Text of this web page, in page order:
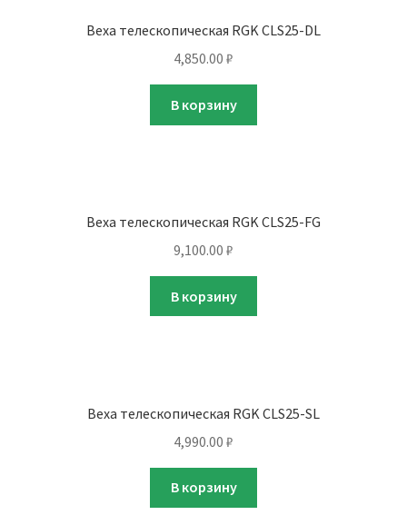
Веха телескопическая RGK CLS25-DL
4,850.00 ₽
В корзину
Веха телескопическая RGK CLS25-FG
9,100.00 ₽
В корзину
Веха телескопическая RGK CLS25-SL
4,990.00 ₽
В корзину